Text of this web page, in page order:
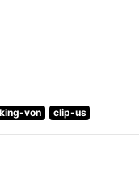
king-von clip-us